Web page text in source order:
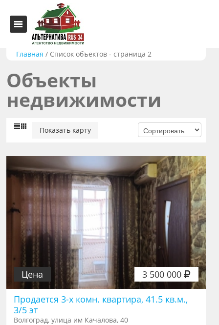
Главная / Список объектов - страница 2
Объекты
недвижимости
Показать карту
3 500 000
Цена
Продается 3-х комн. квартира, 41.5 кв.м.,
3/5 эт
Волгоград, улица им Качалова, 40